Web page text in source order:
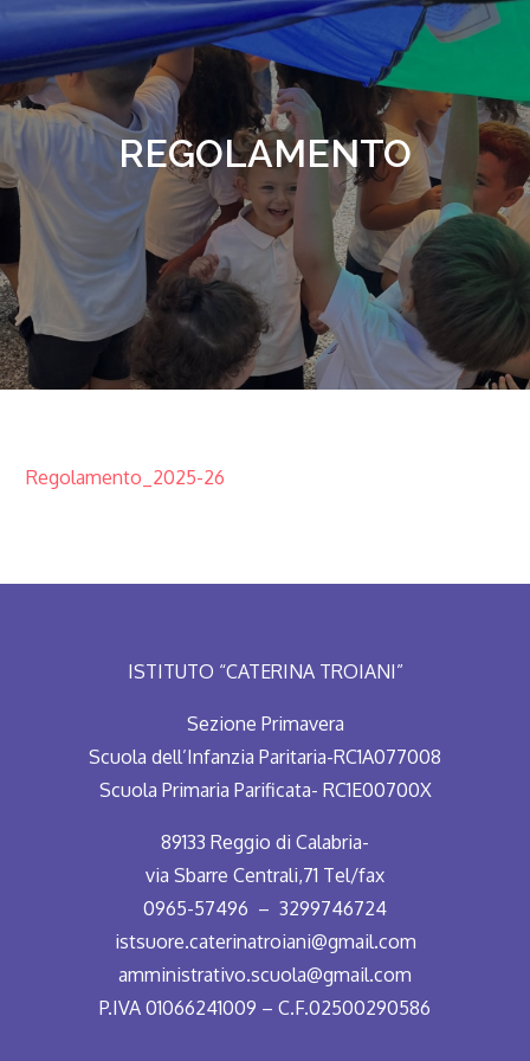
REGOLAMENTO
Regolamento_2025-26
ISTITUTO “CATERINA TROIANI”
Sezione Primavera
Scuola dell’Infanzia Paritaria-RC1A077008
Scuola Primaria Parificata- RC1E00700X
89133 Reggio di Calabria-
via Sbarre Centrali,71 Tel/fax
0965-57496 – 3299746724
istsuore.caterinatroiani@gmail.com
amministrativo.scuola@gmail.com
P.IVA 01066241009 – C.F.02500290586